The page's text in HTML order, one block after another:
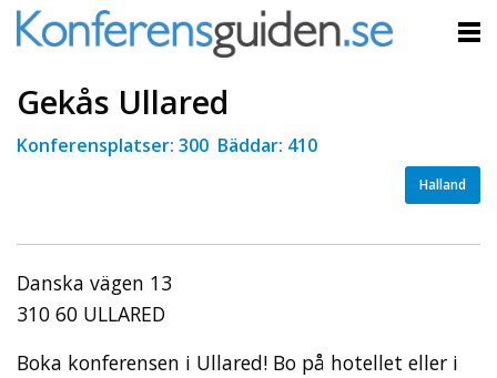
Gekås Ullared
Konferensplatser: 300 Bäddar: 410
Halland
Danska vägen 13
310 60 ULLARED
Boka konferensen i Ullared! Bo på hotellet eller i